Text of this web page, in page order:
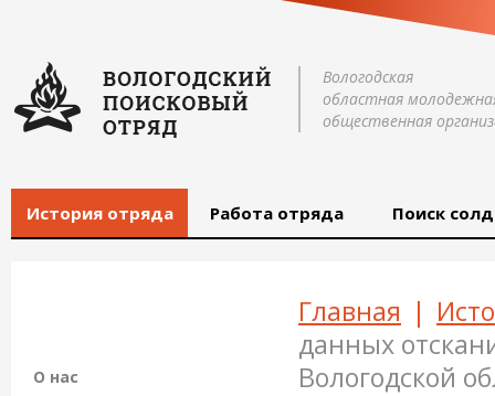
Вологодская
областная
общественная
История отряда Работа отряда Поиск
Главная |
данных
Вологодской
О нас